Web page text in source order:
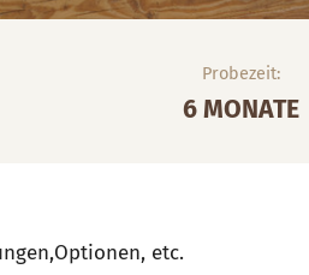
Probezeit:
6 MONATE
etc.